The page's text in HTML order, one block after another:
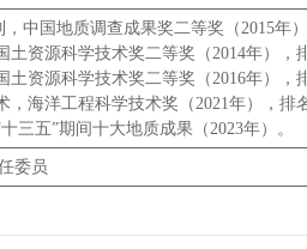
中国地质调查成果奖二等奖（2015年
资源科学技术奖二等奖（2014年），
资源科学技术奖二等奖（2016年），
海洋工程科学技术奖（2021年），排
三五”期间十大地质成果（2023年）。
委员